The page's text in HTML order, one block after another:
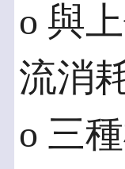
o 與
流消
o 三